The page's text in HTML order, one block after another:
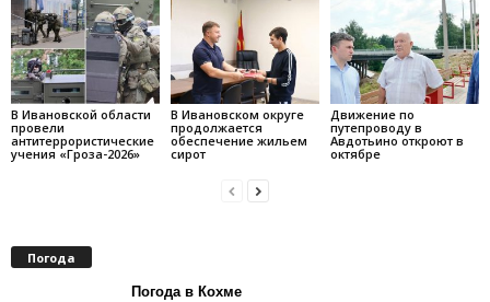
В Ивановской области
провели
антитеррористические
учения «Гроза-2026»
В Ивановском округе
продолжается
обеспечение жильем
сирот
Движение по
путепроводу в
Авдотьино откроют в
октябре
Погода
Погода в Кохме